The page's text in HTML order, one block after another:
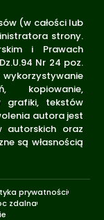
(w całości lub
strony.
i Prawach
Nr 24 poz.
kopiowanie,
grafiki, tekstów
autora jest
autorskich oraz
są własnością
prywatności
zdalna